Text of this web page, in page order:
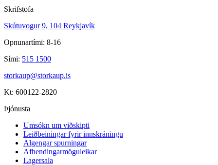
Skrifstofa
Skútuvogur 9, 104 Reykjavík
Opnunartími: 8-16
Sími: 515 1500
storkaup@storkaup.is
Kt: 600122-2820
Þjónusta
Umsókn um viðskipti
Leiðbeiningar fyrir innskráningu
Algengar spurningar
Afhendingarmöguleikar
Lagersala